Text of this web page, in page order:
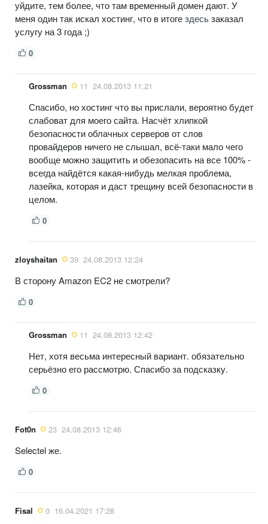
уйдите, тем более, что там временный домен дают. У
меня один так искал хостинг, что в итогездесьзаказал
услугу на 3 года ;)
0
Grossman 11 24.08.2013 11:21
Спасибо, но хостинг что вы прислали, вероятно будет
слабоват для моего сайта. Насчёт хлипкой
безопасности облачных серверов от слов
провайдеров ничего не слышал, всё-таки мало чего
вообще можно защитить и обезопасить на все 100% -
всегда найдётся какая-нибудь мелкая проблема,
лазейка, которая и даст трещину всей безопасности в
целом.
0
zloyshaitan 39 24.08.2013 12:24
В сторону Amazon EC2 не смотрели?
0
Grossman 11 24.08.2013 12:42
Нет, хотя весьма интересный вариант. обязательно
серьёзно его рассмотрю. Спасибо за подсказку.
0
Fot0n 23 24.08.2013 12:46
Selectel же.
0
Fisal 0 16.04.2021 17:28